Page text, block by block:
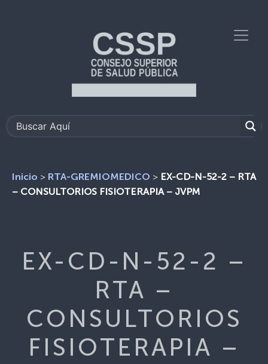
Inicio > RTA-GREMIOMEDICO > EX-CD-N-52-2 – RTA
– CONSULTORIOS FISIOTERAPIA – JVPM
EX-CD-N-52-2 –
RTA –
CONSULTORIOS
FISIOTERAPIA –